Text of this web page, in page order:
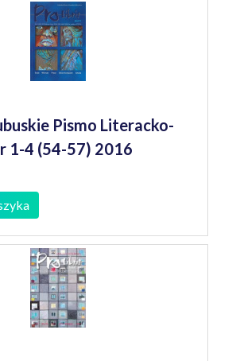
Pismo Literacko-
1-4 (54-57) 2016